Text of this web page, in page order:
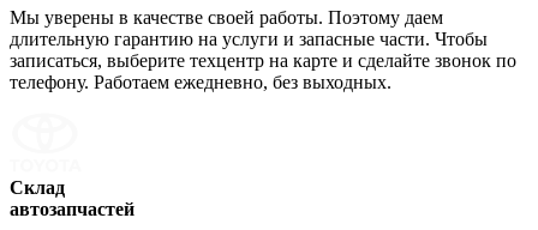
Мы уверены в качестве своей работы. Поэтому даем
длительную гарантию на услуги и запасные части. Чтобы
записаться, выберите техцентр на карте и сделайте звонок по
телефону. Работаем ежедневно, без выходных.
Склад
автозапчастей